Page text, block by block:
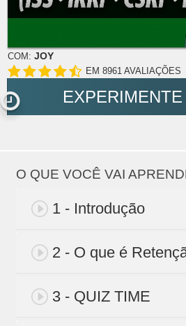
COM: JOY
EM 8961 AVALIAÇÕES
O QUE VOCÊ VAI
1 - Introdução
2 - O que é
3 - QUIZ TIME